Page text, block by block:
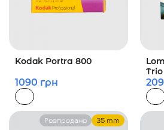
Kodak Portra 800
1090 грн
Trio
Розпродано 35 mm